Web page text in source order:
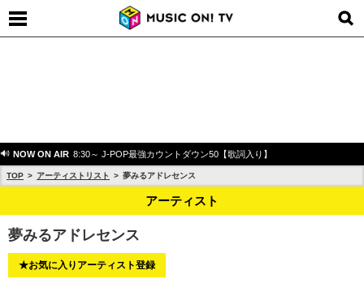
NOW ON AIR 8:30～ J-POP最強カウントダウン50【歌詞入り】
TOP アーティストリスト 夢みるアドレセンス
アーティスト
夢みるアドレセンス
★お気に入りアーティスト登録